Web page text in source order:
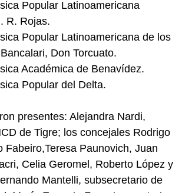
Popular Latinoamericana
R. Rojas.
Popular Latinoamericana de los
Don Torcuato.
Académica de Benavídez.
Popular del Delta.
presentes: Alejandra Nardi,
de Tigre; los concejales Rodrigo
Fabeiro,Teresa Paunovich, Juan
Celia Geromel, Roberto López y
Mantelli, subsecretario de